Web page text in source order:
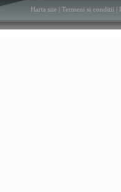
Harta site Termeni si conditii